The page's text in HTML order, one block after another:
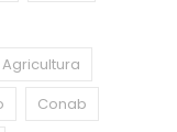
Conab